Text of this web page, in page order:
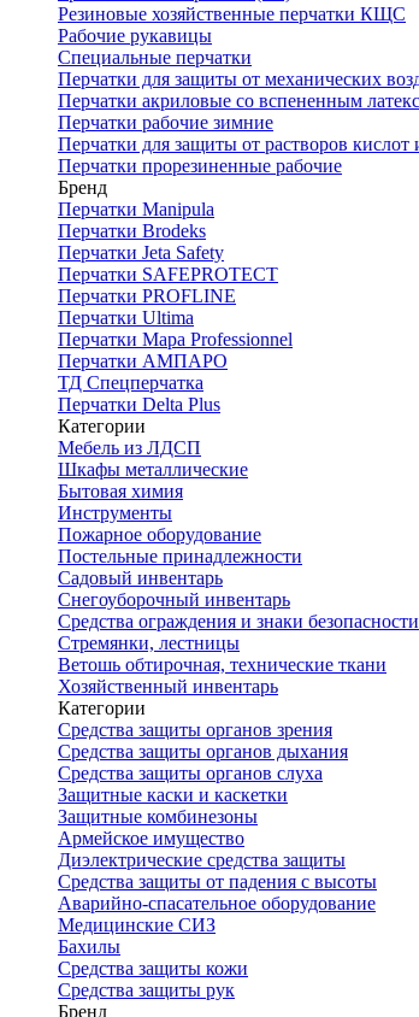
Резиновые хозяйственные перчатки КЩС
Рабочие рукавицы
Специальные перчатки
Перчатки для защиты от механических
Перчатки акриловые со вспененным
Перчатки рабочие зимние
Перчатки для защиты от растворов кислот
Перчатки прорезиненные рабочие
Бренд
Перчатки Manipula
Перчатки Brodeks
Перчатки Jeta Safety
Перчатки SAFEPROTECT
Перчатки PROFLINE
Перчатки Ultima
Перчатки Мара Professionnel
Перчатки АМПАРО
ТД Спецперчатка
Перчатки Delta Plus
Категории
Мебель из ЛДСП
Шкафы металлические
Бытовая химия
Инструменты
Пожарное оборудование
Постельные принадлежности
Садовый инвентарь
Снегоуборочный инвентарь
Средства ограждения и знаки безопасности
Стремянки, лестницы
Ветошь обтирочная, технические ткани
Хозяйственный инвентарь
Категории
Средства защиты органов зрения
Средства защиты органов дыхания
Средства защиты органов слуха
Защитные каски и каскетки
Защитные комбинезоны
Армейское имущество
Диэлектрические средства защиты
Средства защиты от падения с высоты
Аварийно-спасательное оборудование
Медицинские СИЗ
Бахилы
Средства защиты кожи
Средства защиты рук
Бренд